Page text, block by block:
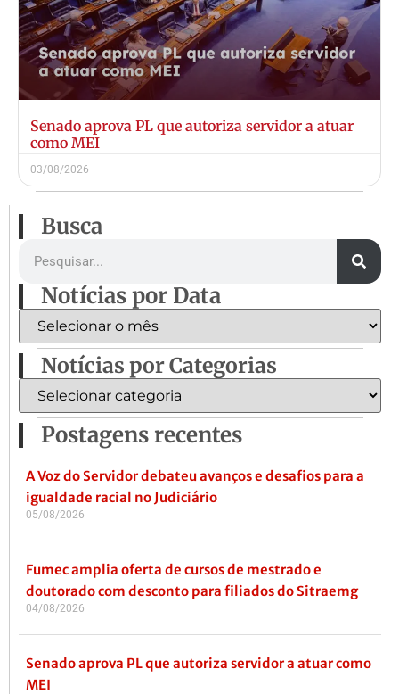
Senado aprova PL que autoriza servidor a atuar
como MEI
03/08/2026
Busca
Notícias por Data
Notícias por Categorias
Postagens recentes
A Voz do Servidor debateu avanços e desafios para a
igualdade racial no Judiciário
05/08/2026
Fumec amplia oferta de cursos de mestrado e
doutorado com desconto para filiados do Sitraemg
04/08/2026
Senado aprova PL que autoriza servidor a atuar como
MEI